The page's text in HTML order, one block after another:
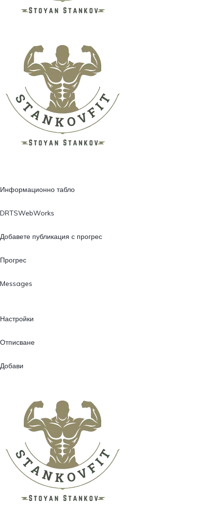
Информационно табло
DRTSWebWorks
Добавете публикация с прогрес
Прогрес
Messages
Настройки
Отписване
Добави